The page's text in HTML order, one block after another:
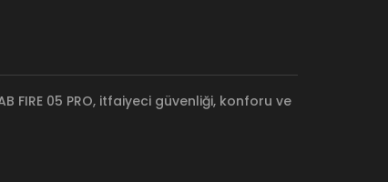
FIRE 05 PRO, itfaiyeci güvenliği, konforu ve